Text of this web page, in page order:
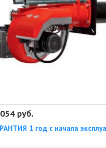
руб.
1 год с начала